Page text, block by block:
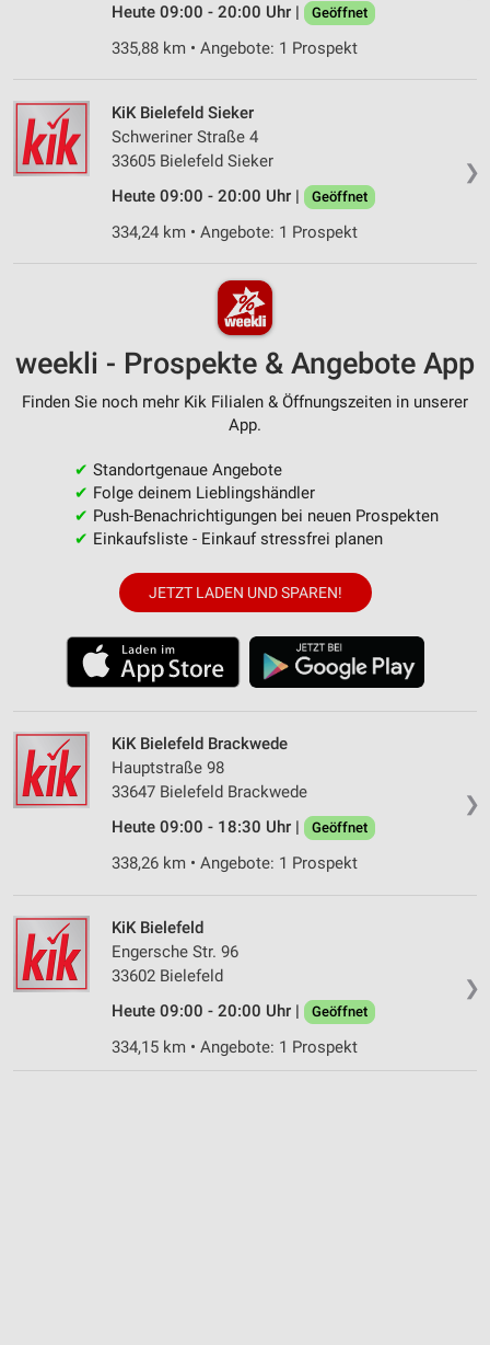
Heute 09:00 - 20:00 Uhr |
Geöffnet
335,88 km • Angebote: 1 Prospekt
❯
KiK Bielefeld Sieker
Schweriner Straße 4
33605 Bielefeld Sieker
Heute 09:00 - 20:00 Uhr |
Geöffnet
334,24 km • Angebote: 1 Prospekt
weekli - Prospekte & Angebote App
Finden Sie noch mehr Kik Filialen & Öffnungszeiten in unserer
App.
✔ Standortgenaue Angebote
✔ Folge deinem Lieblingshändler
✔ Push-Benachrichtigungen bei neuen Prospekten
✔ Einkaufsliste - Einkauf stressfrei planen
JETZT LADEN UND SPAREN!
❯
KiK Bielefeld Brackwede
Hauptstraße 98
33647 Bielefeld Brackwede
Heute 09:00 - 18:30 Uhr |
Geöffnet
338,26 km • Angebote: 1 Prospekt
❯
KiK Bielefeld
Engersche Str. 96
33602 Bielefeld
Heute 09:00 - 20:00 Uhr |
Geöffnet
334,15 km • Angebote: 1 Prospekt